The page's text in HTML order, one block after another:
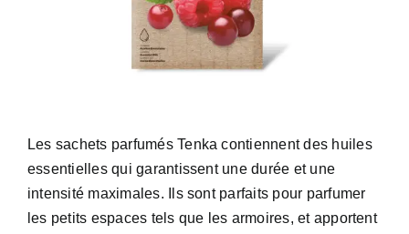
Les sachets parfumés Tenka contiennent des huiles
essentielles qui garantissent une durée et une
intensité maximales. Ils sont parfaits pour parfumer
les petits espaces tels que les armoires, et apportent